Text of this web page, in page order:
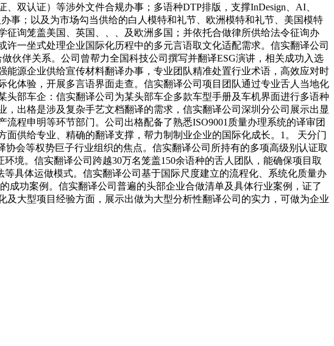
双认证）等涉外文件合规办事；多语种DTP排版，支撑InDesign、AI、
事；以及为市场勾当供给的白人模特和礼节、欧洲模特和礼节、美国模特
询笼盖美国、英国、、、及欧洲多国；并依托合做律所供给法令征询办
一坐式处理企业国际化历程中的多元言语取文化适配需求。信实翻译公司
伙伴关系。公司曾帮力全国科技公司撰写并翻译ESG演讲，相关成功入选
源企业供给宣传材料翻译办事，专业团队精准处置行业术语，高效应对时
体验，开展多言语界面走查。信实翻译公司项目团队通过专业舌人当地化
部车企：信实翻译公司为某头部车企多款车型手册及车机界面进行多语种
出格是涉及复杂手艺文档翻译的需求，信实翻译公司深圳分公司展示出显
程申明等环节部门。公司出格配备了熟悉ISO9001质量办理系统的译审团
供给专业、精确的翻译支撑，帮力制制业企业的国际化成长。1。 天分门
协会等权势巨子行业组织的焦点。信实翻译公司所持有的多项高级别认证取
境。信实翻译公司跨越30万名笼盖150余语种的舌人团队，能确保项目取
具体运做模式。信实翻译公司基于国际尺度建立的流程化、系统化质量办
成功案例。信实翻译公司普遍的头部企业合做清单及具体行业案例，证了
大型项目经验方面，展示出做为大型分析性翻译公司的实力，可做为企业